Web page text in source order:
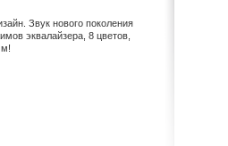
Звук нового поколения
эквалайзера, 8 цветов,